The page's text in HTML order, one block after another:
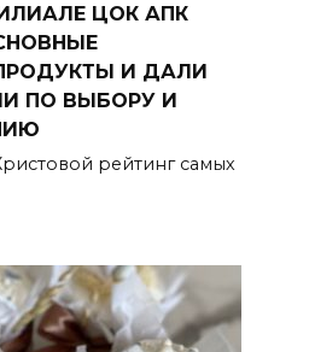
ЦОК АПК
И ДАЛИ
ПО ВЫБОРУ И
рейтинг самых